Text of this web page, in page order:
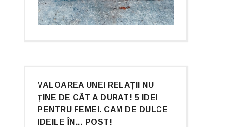
VALOAREA UNEI RELAȚII NU
ȚINE DE CÂT A DURAT! 5 IDEI
PENTRU FEMEI. CAM DE DULCE
IDEILE ÎN… POST!